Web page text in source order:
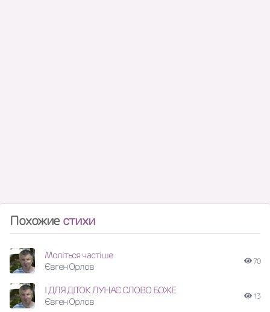
Похожие стихи
Моліться частіше
Євген Орлов
70
І ДЛЯ ДІТОК ЛУНАЄ СЛОВО БОЖЕ
Євген Орлов
13